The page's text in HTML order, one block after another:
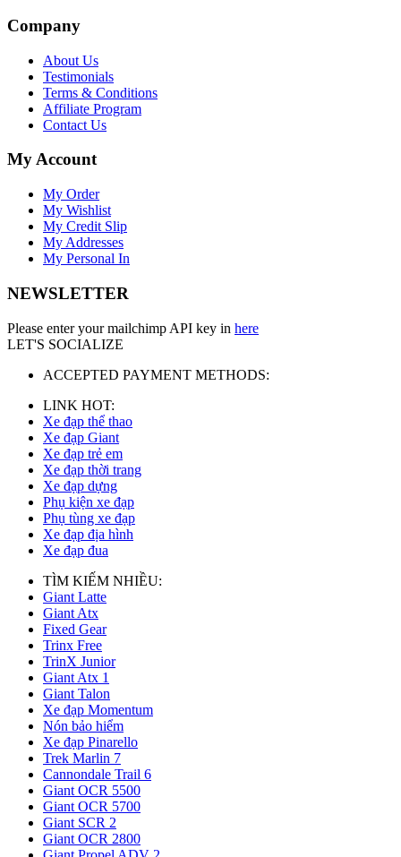
Company
About Us
Testimonials
Terms & Conditions
Affiliate Program
Contact Us
My Account
My Order
My Wishlist
My Credit Slip
My Addresses
My Personal In
NEWSLETTER
Please enter your mailchimp API key in here
LET'S SOCIALIZE
ACCEPTED PAYMENT METHODS:
LINK HOT:
Xe đạp thể thao
Xe đạp Giant
Xe đạp trẻ em
Xe đạp thời trang
Xe đạp dựng
Phụ kiện xe đạp
Phụ tùng xe đạp
Xe đạp địa hình
Xe đạp đua
TÌM KIẾM NHIỀU:
Giant Latte
Giant Atx
Fixed Gear
Trinx Free
TrinX Junior
Giant Atx 1
Giant Talon
Xe đạp Momentum
Nón bảo hiểm
Xe đạp Pinarello
Trek Marlin 7
Cannondale Trail 6
Giant OCR 5500
Giant OCR 5700
Giant SCR 2
Giant OCR 2800